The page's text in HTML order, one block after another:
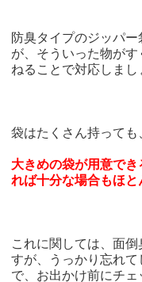
防臭タイプのジッパ
が、そういった物が
ねることで対応しまし
袋はたくさん持っても
大きめの袋が用意で
れば十分な場合もほと
これに関しては、面
すが、うっかり忘れ
で、お出かけ前にチェ